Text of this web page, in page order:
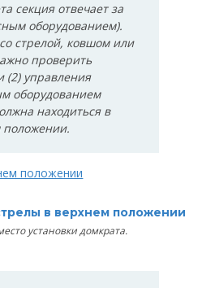
секция отвечает за
оборудованием).
стрелой, ковшом или
проверить
(2) управления
оборудованием
находиться в
положении.
в верхнем положении
установки домкрата.